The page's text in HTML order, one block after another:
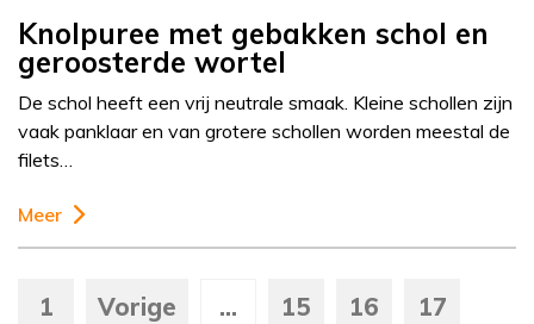
Knolpuree met gebakken schol en
geroosterde wortel
De schol heeft een vrij neutrale smaak. Kleine schollen zijn
vaak panklaar en van grotere schollen worden meestal de
filets…
Meer
1 Vorige ... 15 16 17